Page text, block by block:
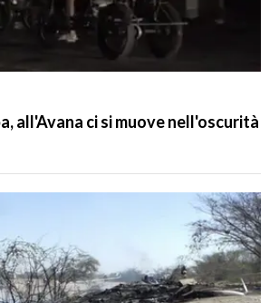
all'Avana ci si muove nell'oscurità